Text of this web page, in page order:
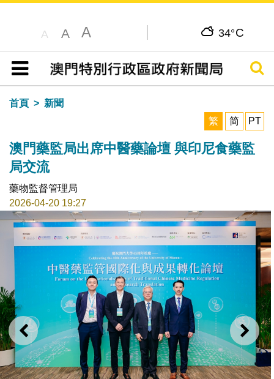
A A A 34°C
目錄
搜尋
首頁
新聞
繁
简 PT
澳門藥監局出席中醫藥論壇 與印尼食藥監
局交流
藥物監督管理局
2026-04-20 19:27
上一則 下一